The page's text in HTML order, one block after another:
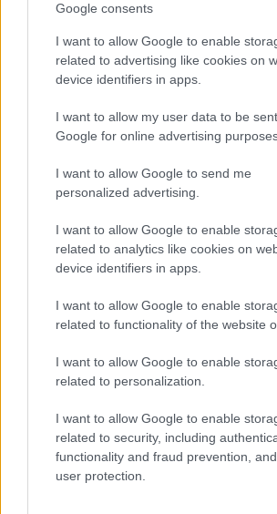
Google consents
I want to allow Google to enable
related to advertising like cookies on
device identifiers in apps.
I want to allow my user data to be
Google for online advertising
I want to allow Google to send me
personalized advertising.
I want to allow Google to enable
related to analytics like cookies on
device identifiers in apps.
I want to allow Google to enable
related to functionality of the website
I want to allow Google to enable
related to personalization.
I want to allow Google to enable
related to security, including
functionality and fraud prevention,
user protection.
Continua a leggere
NEWS